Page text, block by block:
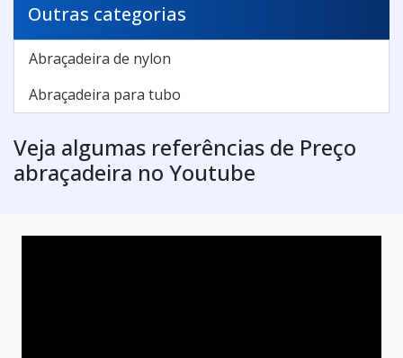
Outras categorias
Abraçadeira de nylon
Abraçadeira para tubo
Veja algumas referências de Preço
abraçadeira no Youtube